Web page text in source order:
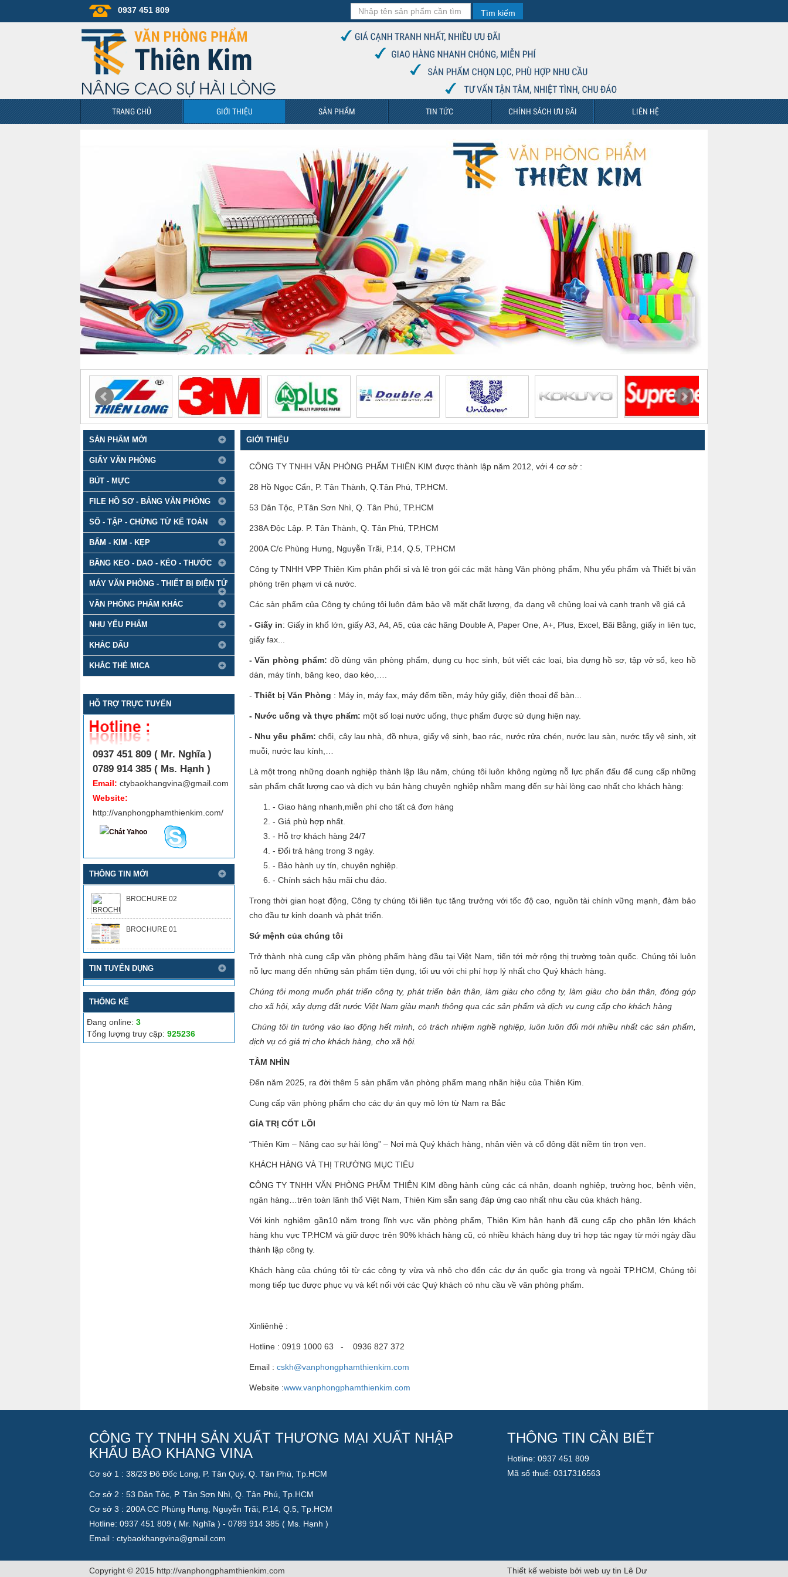
0937 451 809 Tìm kiếm
TRANG CHỦ GIỚI THIỆU SẢN PHẨM TIN TỨC CHÍNH SÁCH ƯU ĐÃI LIÊN HỆ
SẢN PHẨM MỚI
GIẤY VĂN PHÒNG
BÚT - MỰC
FILE HỒ SƠ - BẢNG VĂN PHÒNG
SỔ - TẬP - CHỨNG TỪ KẾ TOÁN
BẤM - KIM - KẸP
BĂNG KEO - DAO - KÉO - THƯỚC
MÁY VĂN PHÒNG - THIẾT BỊ ĐIỆN TỬ
VĂN PHÒNG PHẨM KHÁC
NHU YẾU PHẨM
KHẮC DẤU
KHẮC THẺ MICA
HỖ TRỢ TRỰC TUYẾN
0937 451 809 ( Mr. Nghĩa )
0789 914 385 ( Ms. Hạnh )
Email: ctybaokhangvina@gmail.com
Website:
http://vanphongphamthienkim.com/
THÔNG TIN MỚI
BROCHURE 02
BROCHURE 01
TIN TUYỂN DỤNG
THỐNG KÊ
Đang online: 3
Tổng lượng truy cập: 925236
GIỚI THIỆU
CÔNG TY TNHH VĂN PHÒNG PHẨM THIÊN KIM được thành lập năm 2012, với 4 cơ sở :
28 Hồ Ngọc Cẩn, P. Tân Thành, Q.Tân Phú, TP.HCM.
53 Dân Tộc, P.Tân Sơn Nhì, Q. Tân Phú, TP.HCM
238A Độc Lập. P. Tân Thành, Q. Tân Phú, TP.HCM
200A C/c Phùng Hưng, Nguyễn Trãi, P.14, Q.5, TP.HCM
Công ty TNHH VPP Thiên Kim phân phối sỉ và lẻ trọn gói các mặt hàng Văn phòng phẩm, Nhu yếu phẩm và Thiết bị văn
phòng trên phạm vi cả nước.
Các sản phẩm của Công ty chúng tôi luôn đảm bảo về mặt chất lượng, đa dạng về chủng loai và cạnh tranh về giá cả
- Giấyin: Giấy in khổ lớn, giấy A3, A4, A5, của các hãng Double A, Paper One, A+, Plus, Excel, Bãi Bằng, giấy in liên tục,
giấy fax...
-Văn phòng phẩm: đồ dùng văn phòng phẩm, dụng cụ học sinh, bút viết các loại, bìa đựng hồ sơ, tập vở sổ, keo hồ
dán, máy tính, băng keo, dao kéo,….
- Thiết bị Văn Phòng : Máy in, máy fax, máy đếm tiền, máy hủy giấy, điện thoại để bàn...
- Nước uống và thực phẩm: một số loại nước uống, thực phẩm được sử dụng hiện nay.
- Nhu yếu phẩm: chổi, cây lau nhà, đồ nhựa, giấy vệ sinh, bao rác, nước rửa chén, nước lau sàn, nước tẩy vệ sinh, xịt
muỗi, nước lau kính,…
Là một trong những doanh nghiệp thành lập lâu năm, chúng tôi luôn không ngừng nỗ lực phấn đấu để cung cấp những
sản phẩm chất lượng cao và dịch vụ bán hàng chuyên nghiệp nhằm mang đến sự hài lòng cao nhất cho khách hàng:
- Giao hàng nhanh,miễn phí cho tất cả đơn hàng
- Giá phù hợp nhất.
- Hỗ trợ khách hàng 24/7
- Đổi trả hàng trong 3 ngày.
- Bảo hành uy tín, chuyên nghiệp.
- Chính sách hậu mãi chu đáo.
Trong thời gian hoạt động, Công ty chúng tôi liên tục tăng trưởng với tốc độ cao, nguồn tài chính vững mạnh, đảm bảo
cho đầu tư kinh doanh và phát triển.
Sứ mệnh của chúng tôi
Trở thành nhà cung cấp văn phòng phẩm hàng đầu tại Việt Nam, tiến tới mở rộng thị trường toàn quốc. Chúng tôi luôn
nỗ lực mang đến những sản phẩm tiện dụng, tối ưu với chi phí hợp lý nhất cho Quý khách hàng.
Chúng tôi mong muốn phát triển công ty, phát triển bản thân, làm giàu cho công ty, làm giàu cho bản thân, đóng góp
cho xã hội, xây dựng đất nước Việt Nam giàu mạnh thông qua các sản phẩm và dịch vụ cung cấp cho khách hàng
Chúng tôi tin tưởng vào lao động hết mình, có trách nhiệm nghề nghiệp, luôn luôn đổi mới nhiều nhất các sản phẩm,
dịch vụ có giá trị cho khách hàng, cho xã hội.
TẦM NHÌN
Đến năm 2025, ra đời thêm 5 sản phẩm văn phòng phẩm mang nhãn hiệu của Thiên Kim.
Cung cấp văn phòng phẩm cho các dự án quy mô lớn từ Nam ra Bắc
GÍA TRỊ CỐT LÕI
“Thiên Kim – Nâng cao sự hài lòng” – Nơi mà Quý khách hàng, nhân viên và cổ đông đặt niềm tin trọn vẹn.
KHÁCH HÀNG VÀ THỊ TRƯỜNG MỤC TIÊU
CÔNG TY TNHH VĂN PHÒNG PHẨM THIÊN KIM đồng hành cùng các cá nhân, doanh nghiệp, trường học, bệnh viện,
ngân hàng…trên toàn lãnh thổ Việt Nam, Thiên Kim sẵn sang đáp ứng cao nhất nhu cầu của khách hàng.
Với kinh nghiệm gần10 năm trong lĩnh vực văn phòng phẩm, Thiên Kim hân hạnh đã cung cấp cho phần lớn khách
hàng khu vực TP.HCM và giữ được trên 90% khách hàng cũ, có nhiều khách hàng duy trì hợp tác ngay từ mới ngày đầu
thành lập công ty.
Khách hàng của chúng tôi từ các công ty vừa và nhỏ cho đến các dự án quốc gia trong và ngoài TP.HCM, Chúng tôi
mong tiếp tục được phục vụ và kết nối với các Quý khách có nhu cầu về văn phòng phẩm.
Xinliênhệ :
Hotline : 0919 1000 63 - 0936 827 372
Email : cskh@vanphongphamthienkim.com
Website :www.vanphongphamthienkim.com
CÔNG TY TNHH SẢN XUẤT THƯƠNG MẠI XUẤT NHẬP
KHẨU BẢO KHANG VINA
Cơ sở 1 : 38/23 Đô Đốc Long, P. Tân Quý, Q. Tân Phú, Tp.HCM
Cơ sở 2 : 53 Dân Tộc, P. Tân Sơn Nhì, Q. Tân Phú, Tp.HCM
Cơ sở 3 : 200A CC Phùng Hưng, Nguyễn Trãi, P.14, Q.5, Tp.HCM
Hotline: 0937 451 809 ( Mr. Nghĩa ) - 0789 914 385 ( Ms. Hạnh )
Email : ctybaokhangvina@gmail.com
THÔNG TIN CẦN BIẾT
Hotline: 0937 451 809
Mã số thuế: 0317316563
Copyright © 2015 http://vanphongphamthienkim.com Thiết kế webiste bởi web uy tin Lê Dư